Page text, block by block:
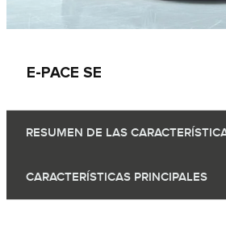
E‑PACE SE
RESUMEN DE LAS
CARACTERÍSTICAS PRINCIPALES